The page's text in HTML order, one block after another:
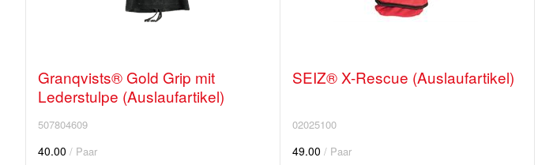
Granqvists® Gold Grip mit
Lederstulpe (Auslaufartikel)
507804609
40.00 / Paar
SEIZ® X-Rescue (Auslaufartikel)
02025100
49.00 / Paar